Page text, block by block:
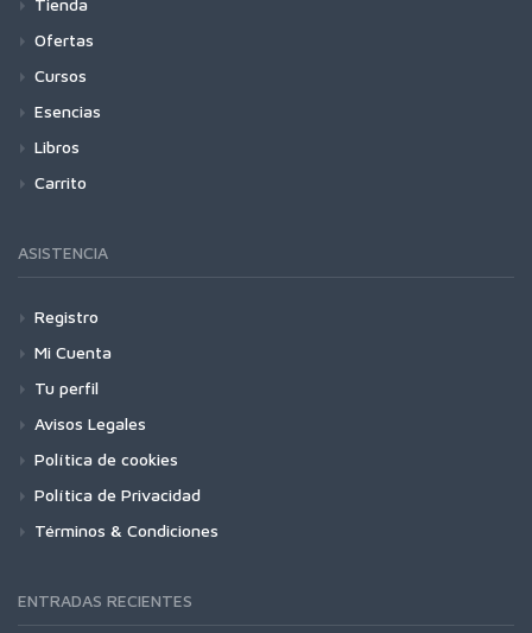
Ofertas
Cursos
Esencias
Libros
Carrito
ASISTENCIA
Registro
Mi Cuenta
Tu perfil
Avisos Legales
Política de cookies
Política de Privacidad
Términos & Condiciones
ENTRADAS RECIENTES